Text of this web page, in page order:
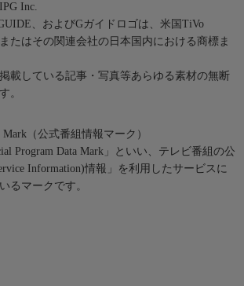
Inc.
、およびGガイドロゴは、米国TiVo
たはその関連会社の日本国内における商標ま
載している記事・写真等あらゆる素材の無断
。
（公式番組情報マーク）
Program Data Mark」といい、テレビ番組の公
Information)情報」を利用したサービスに
るマークです。